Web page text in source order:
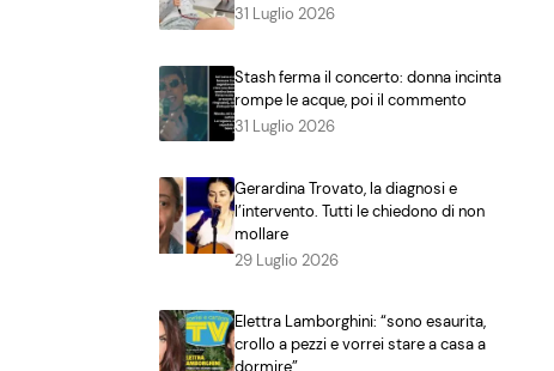
31 Luglio 2026
Stash ferma il concerto: donna incinta
rompe le acque, poi il commento
31 Luglio 2026
Gerardina Trovato, la diagnosi e
l’intervento. Tutti le chiedono di non
mollare
29 Luglio 2026
Elettra Lamborghini: “sono esaurita,
crollo a pezzi e vorrei stare a casa a